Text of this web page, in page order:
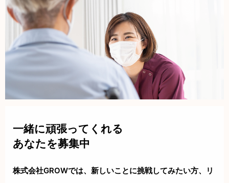
一緒に頑張ってくれる
あなたを募集中
株式会社GROWでは、新しいことに挑戦してみたい方、リ